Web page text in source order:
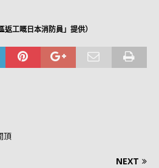
返工嘅日本消防員」提供）
頂
NEXT